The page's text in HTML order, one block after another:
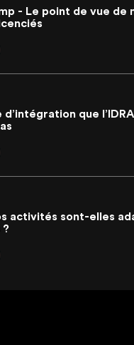
- Le point de vue de
d’intégration que
activités sont-elles
?